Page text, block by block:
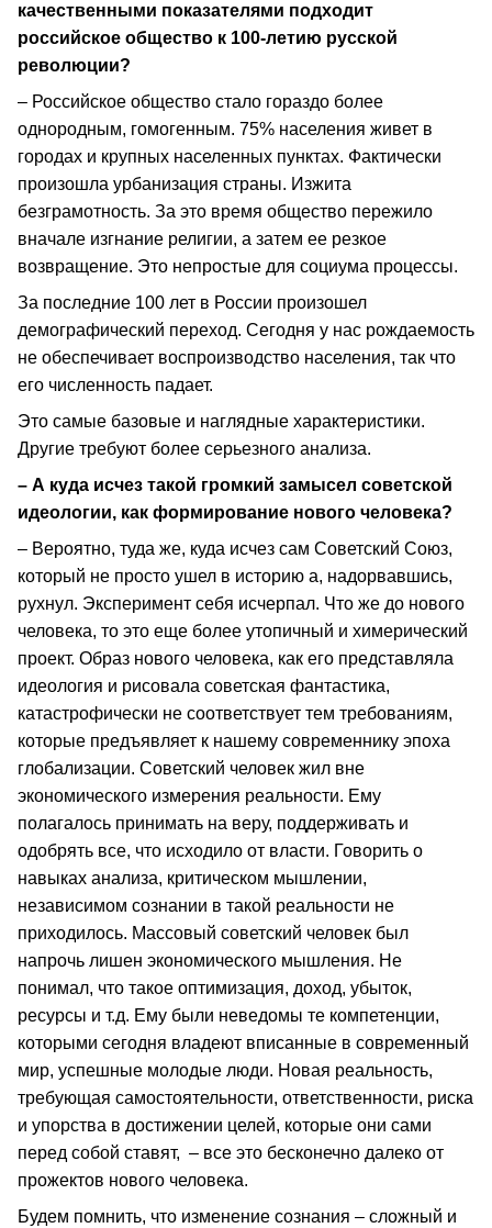
качественными показателями подходит
российское общество к 100-летию русской
революции?
– Российское общество стало гораздо более
однородным, гомогенным. 75% населения живет в
городах и крупных населенных пунктах. Фактически
произошла урбанизация страны. Изжита
безграмотность. За это время общество пережило
вначале изгнание религии, а затем ее резкое
возвращение. Это непростые для социума процессы.
За последние 100 лет в России произошел
демографический переход. Сегодня у нас рождаемость
не обеспечивает воспроизводство населения, так что
его численность падает.
Это самые базовые и наглядные характеристики.
Другие требуют более серьезного анализа.
– А куда исчез такой громкий замысел советской
идеологии, как формирование нового человека?
– Вероятно, туда же, куда исчез сам Советский Союз,
который не просто ушел в историю а, надорвавшись,
рухнул. Эксперимент себя исчерпал. Что же до нового
человека, то это еще более утопичный и химерический
проект. Образ нового человека, как его представляла
идеология и рисовала советская фантастика,
катастрофически не соответствует тем требованиям,
которые предъявляет к нашему современнику эпоха
глобализации. Советский человек жил вне
экономического измерения реальности. Ему
полагалось принимать на веру, поддерживать и
одобрять все, что исходило от власти. Говорить о
навыках анализа, критическом мышлении,
независимом сознании в такой реальности не
приходилось. Массовый советский человек был
напрочь лишен экономического мышления. Не
понимал, что такое оптимизация, доход, убыток,
ресурсы и т.д. Ему были неведомы те компетенции,
которыми сегодня владеют вписанные в современный
мир, успешные молодые люди. Новая реальность,
требующая самостоятельности, ответственности, риска
и упорства в достижении целей, которые они сами
перед собой ставят, – все это бесконечно далеко от
прожектов нового человека.
Будем помнить, что изменение сознания – сложный и